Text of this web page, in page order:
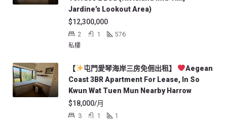
Jardine’s Lookout Area)
$12,300,000
2 1
576
私樓
【 屯門愛琴海岸三房免佣出租】
Aegean
Coast 3BR Apartment For Lease, In So
Kwun Wat Tuen Mun Nearby Harrow
$18,000/月
3 1
1